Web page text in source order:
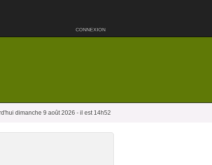
CONNEXION
dimanche 9 août 2026 - il est 14h52